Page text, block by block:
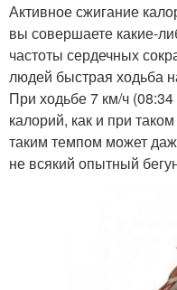
Активное сжигание
вы совершаете какие-
частоты сердечных
людей быстрая ходьба
При ходьбе 7 км/ч
калорий, как и при
таким темпом может
не всякий опытный